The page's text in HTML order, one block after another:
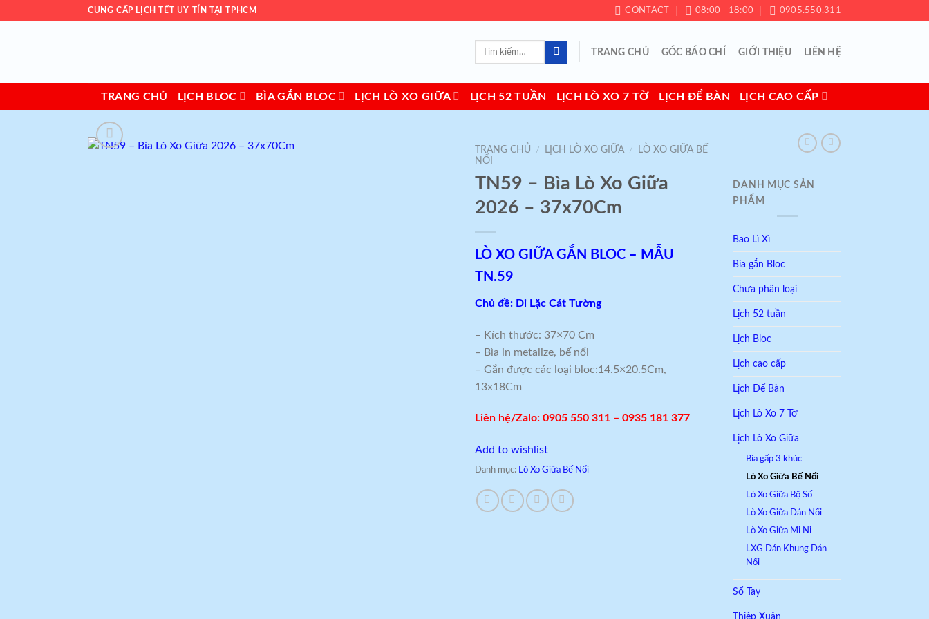
CUNG CẤP LỊCH TẾT UY TÍN TẠI TPHCM CONTACT 08:00 - 18:00 0905.550.311
Tìm
TRANG CHỦ GÓC BÁO CHÍ GIỚI THIỆU LIÊN HỆ
TRANG CHỦ LỊCH BLOC BÌA GẮN BLOC LỊCH LÒ XO GIỮA LỊCH 52 TUẦN LỊCH LÒ XO 7 TỜ LỊCH ĐỂ BÀN LỊCH CAO CẤP
TRANG CHỦ / LỊCH LÒ XO GIỮA /
LÒ XO GIỮA BẾ
NỔI
TN59 – Bìa Lò Xo Giữa
2026 – 37x70Cm
LÒ XO GIỮA GẮN BLOC – MẪU
TN.59
Chủ đề: Di Lặc Cát Tường
– Kích thước: 37×70 Cm
– Bìa in metalize, bế nổi
– Gắn được các loại bloc:14.5×20.5Cm,
13x18Cm
Liên hệ/Zalo: 0905 550 311 – 0935 181 377
Add to wishlist
Danh mục: Lò Xo Giữa Bế Nổi
DANH MỤC SẢN
PHẨM
Bao Lì Xì
Bìa gắn Bloc
Chưa phân loại
Lịch 52 tuần
Lịch Bloc
Lịch cao cấp
Lịch Để Bàn
Lịch Lò Xo 7 Tờ
Lịch Lò Xo Giữa
Bìa gấp 3 khúc
Lò Xo Giữa Bế Nổi
Lò Xo Giữa Bộ Số
Lò Xo Giữa Dán Nổi
Lò Xo Giữa Mi Ni
LXG Dán Khung Dán
Nổi
Sổ Tay
Thiệp Xuân